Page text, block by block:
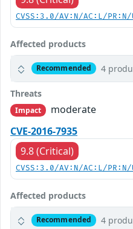
CVSS:3.0/AV:N/AC:L/
Affected products
Recommended 4
Threats
Impact
moderate
CVE-2016-7935
9.8 (Critical)
CVSS:3.0/AV:N/AC:L/
Affected products
Recommended 4